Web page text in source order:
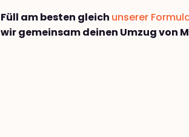
Füll am besten gleich unserer
wir gemeinsam deinen Umzug von